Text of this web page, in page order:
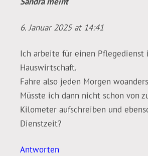
6. Januar 2025 at 14:41
Ich arbeite für einen Pflegedienst
Hauswirtschaft.
Fahre also jeden Morgen
Müsste ich dann nicht schon von
Kilometer aufschreiben und
Dienstzeit?
Antworten